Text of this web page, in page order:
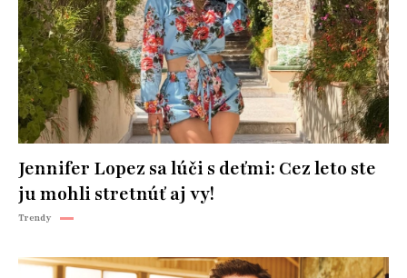
Jennifer Lopez sa lúči s deťmi: Cez leto ste
ju mohli stretnúť aj vy!
Trendy